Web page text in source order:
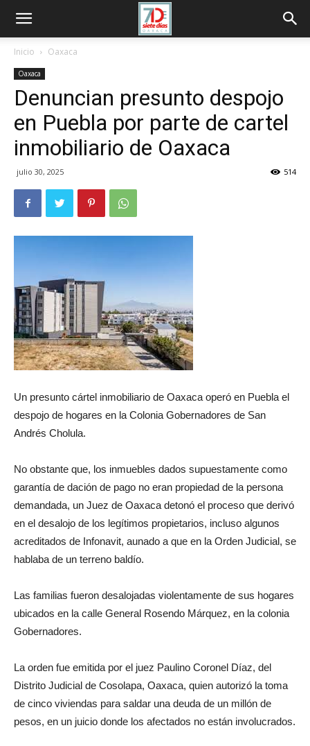
Inicio Oaxaca
Oaxaca
Denuncian presunto despojo
en Puebla por parte de cartel
inmobiliario de Oaxaca
julio 30, 2025 514
Un presunto cártel inmobiliario de Oaxaca operó en Puebla el
despojo de hogares en la Colonia Gobernadores de San
Andrés Cholula.
No obstante que, los inmuebles dados supuestamente como
garantía de dación de pago no eran propiedad de la persona
demandada, un Juez de Oaxaca detonó el proceso que derivó
en el desalojo de los legítimos propietarios, incluso algunos
acreditados de Infonavit, aunado a que en la Orden Judicial, se
hablaba de un terreno baldío.
Las familias fueron desalojadas violentamente de sus hogares
ubicados en la calle General Rosendo Márquez, en la colonia
Gobernadores.
La orden fue emitida por el juez Paulino Coronel Díaz, del
Distrito Judicial de Cosolapa, Oaxaca, quien autorizó la toma
de cinco viviendas para saldar una deuda de un millón de
pesos, en un juicio donde los afectados no están involucrados.